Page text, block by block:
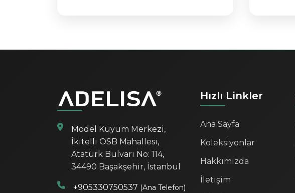
Model Kuyum Merkezi,
İkitelli OSB Mahallesi,
Atatürk Bulvarı No: 114,
34490 Başakşehir, İstanbul
+905330750537 (Ana Telefon)
Hızlı Linkler
Ana Sayfa
Koleksiyonlar
Hakkımızda
İletişim